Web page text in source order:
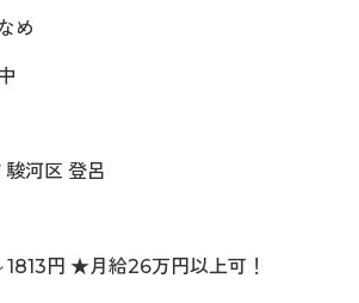
め
河区 登呂
1813円 ★月給26万円以上可！